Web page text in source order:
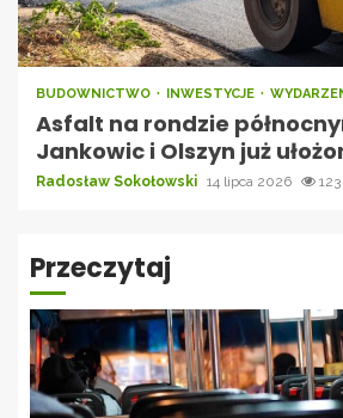
BUDOWNICTWO INWESTYCJE
Asfalt na rondzie
Jankowic i Olszyn już
Radosław Sokołowski 14 lipca 2026 123
Przeczytaj